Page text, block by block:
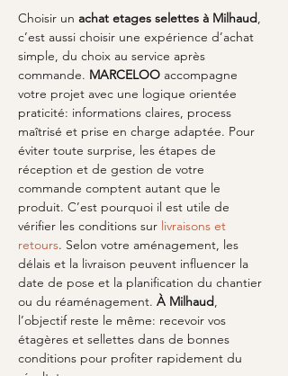
Choisir un achat etages selettes à Milhaud,
c’est aussi choisir une expérience d’achat
simple, du choix au service après
commande. MARCELOO accompagne
votre projet avec une logique orientée
praticité: informations claires, process
maîtrisé et prise en charge adaptée. Pour
éviter toute surprise, les étapes de
réception et de gestion de votre
commande comptent autant que le
produit. C’est pourquoi il est utile de
vérifier les conditions sur livraisons et
retours. Selon votre aménagement, les
délais et la livraison peuvent influencer la
date de pose et la planification du chantier
ou du réaménagement. À Milhaud,
l’objectif reste le même: recevoir vos
étagères et sellettes dans de bonnes
conditions pour profiter rapidement du